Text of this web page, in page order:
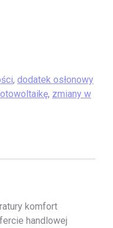
, dodatek osłonowy
, zmiany w
komfort
handlowej